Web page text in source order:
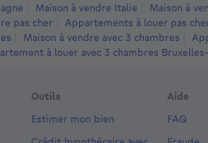
Maison à vendre Italie Maison à
pas cher
Appartements à louer pas
Maison à vendre avec 3 chambres
à louer avec 3 chambres
Outils
Estimer mon bien
Aide
FAQ